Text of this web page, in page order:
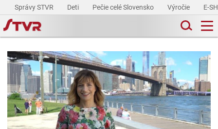
Správy STVR Deti Pečie celé Slovensko Výročie E-